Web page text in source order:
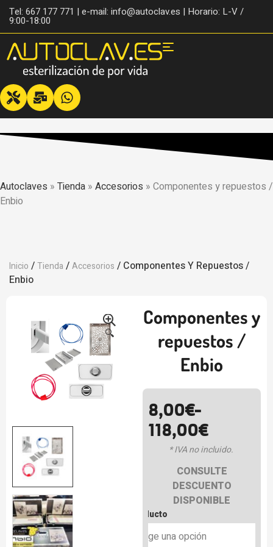
Tel: 667 177 771 | e-mail: info@autoclav.es | Horario: L-V /
9:00-18:00
Autoclaves » Tienda » Accesorios » Componentes y repuestos /
Enbio
Inicio /Tienda /Accesorios / Componentes Y Repuestos /
Enbio
🔍
Componentes y
repuestos /
Enbio
8,00€-
118,00€
* IVA no incluido.
CONSULTE
DESCUENTO
DISPONIBLE
Producto